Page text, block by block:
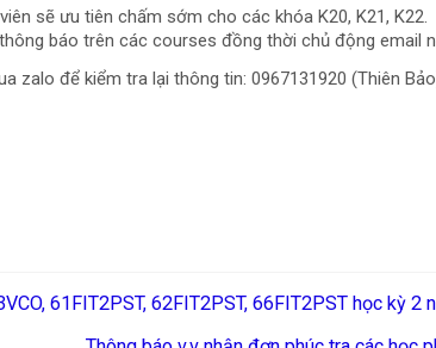
sẽ ưu tiên chấm sớm cho các khóa K20, K21, K22.
báo trên các courses đồng thời chủ động email
zalo để kiểm tra lại thông tin: 0967131920 (Thiên
61FIT2PST, 62FIT2PST, 66FIT2PST học kỳ 2